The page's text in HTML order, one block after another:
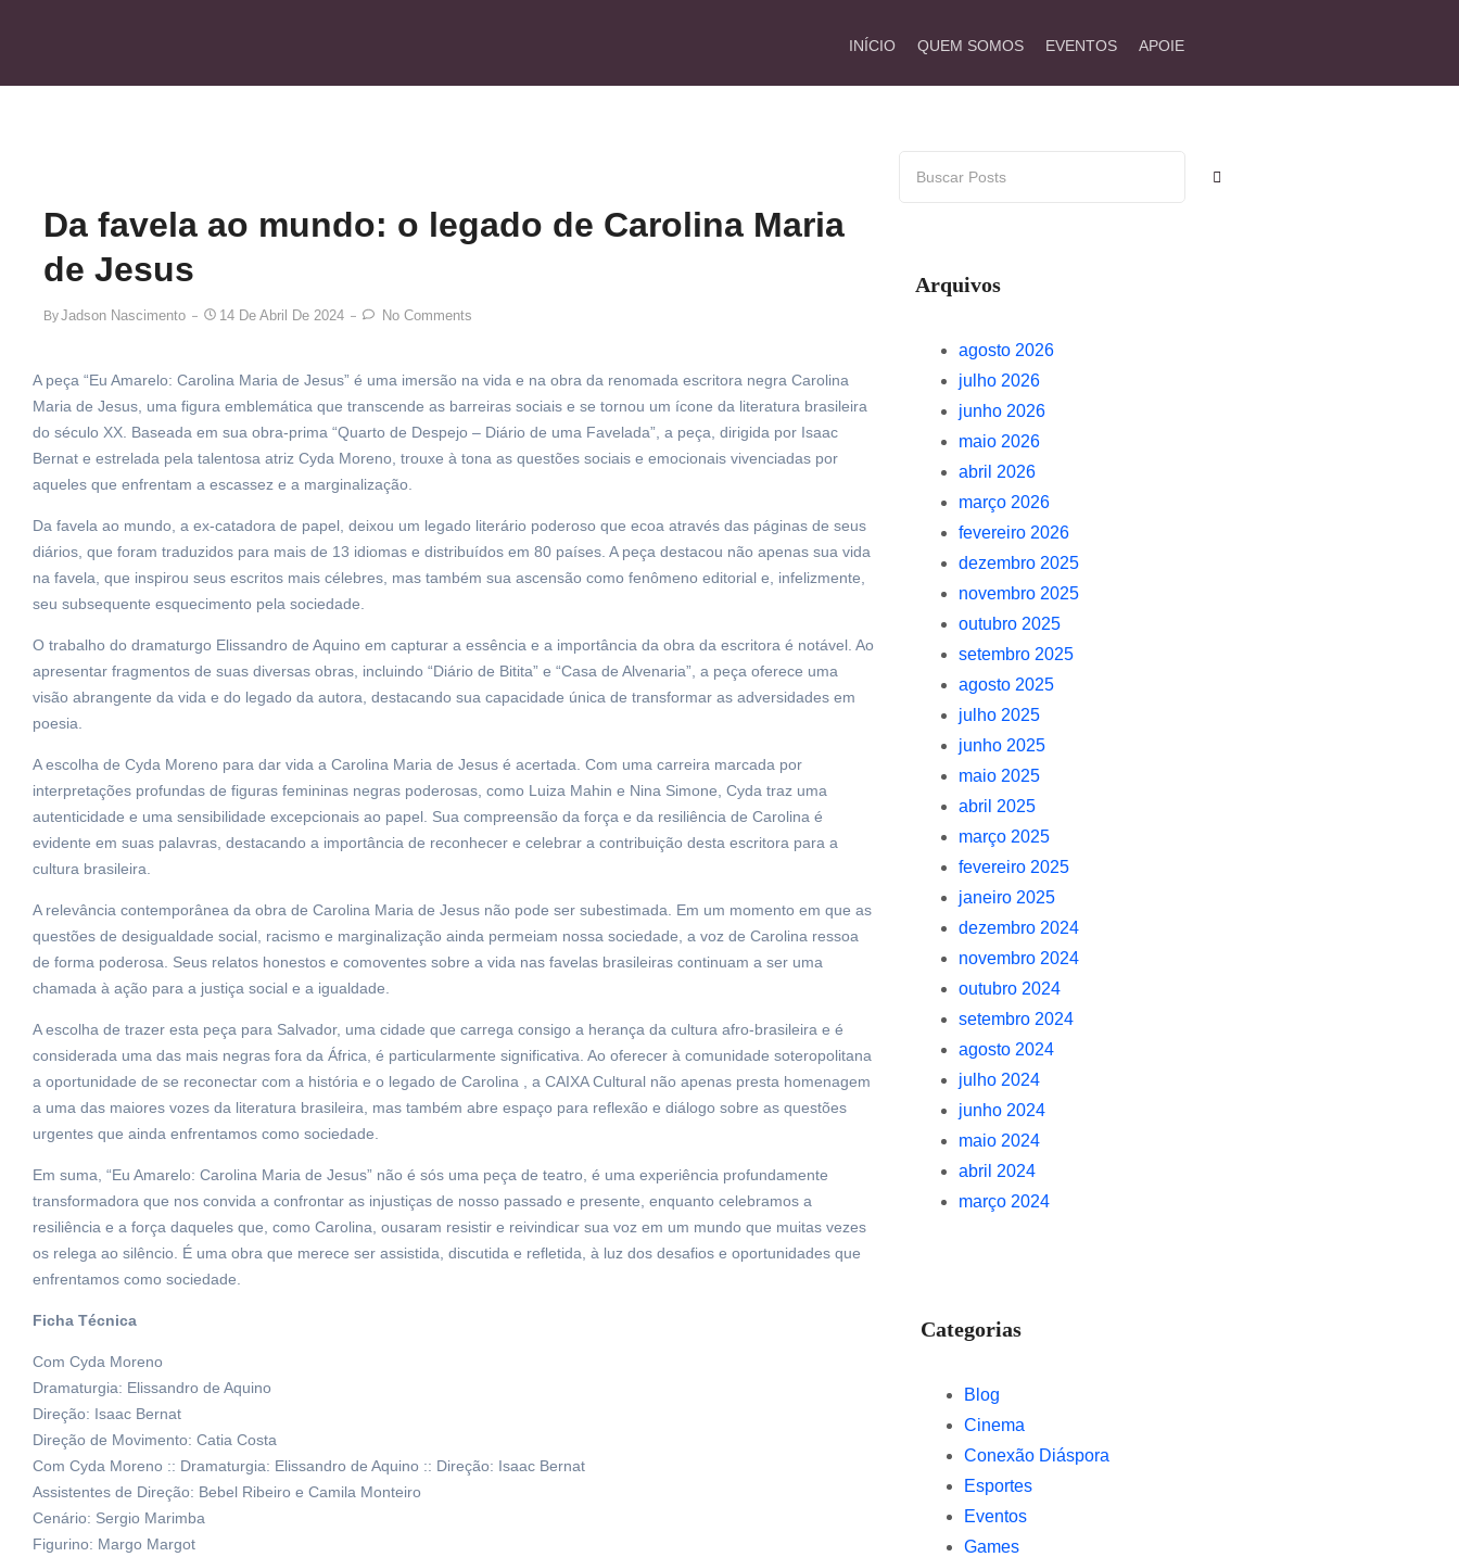
INÍCIO QUEM SOMOS EVENTOS APOIE
Da favela ao mundo: o legado de Carolina Maria
de Jesus
ByJadson Nascimento 14 De Abril De 2024 No Comments
A peça “Eu Amarelo: Carolina Maria de Jesus” é uma imersão na vida e na obra da renomada escritora negra Carolina
Maria de Jesus, uma figura emblemática que transcende as barreiras sociais e se tornou um ícone da literatura brasileira
do século XX. Baseada em sua obra-prima “Quarto de Despejo – Diário de uma Favelada”, a peça, dirigida por Isaac
Bernat e estrelada pela talentosa atriz Cyda Moreno, trouxe à tona as questões sociais e emocionais vivenciadas por
aqueles que enfrentam a escassez e a marginalização.
Da favela ao mundo, a ex-catadora de papel, deixou um legado literário poderoso que ecoa através das páginas de seus
diários, que foram traduzidos para mais de 13 idiomas e distribuídos em 80 países. A peça destacou não apenas sua vida
na favela, que inspirou seus escritos mais célebres, mas também sua ascensão como fenômeno editorial e, infelizmente,
seu subsequente esquecimento pela sociedade.
O trabalho do dramaturgo Elissandro de Aquino em capturar a essência e a importância da obra da escritora é notável. Ao
apresentar fragmentos de suas diversas obras, incluindo “Diário de Bitita” e “Casa de Alvenaria”, a peça oferece uma
visão abrangente da vida e do legado da autora, destacando sua capacidade única de transformar as adversidades em
poesia.
A escolha de Cyda Moreno para dar vida a Carolina Maria de Jesus é acertada. Com uma carreira marcada por
interpretações profundas de figuras femininas negras poderosas, como Luiza Mahin e Nina Simone, Cyda traz uma
autenticidade e uma sensibilidade excepcionais ao papel. Sua compreensão da força e da resiliência de Carolina é
evidente em suas palavras, destacando a importância de reconhecer e celebrar a contribuição desta escritora para a
cultura brasileira.
A relevância contemporânea da obra de Carolina Maria de Jesus não pode ser subestimada. Em um momento em que as
questões de desigualdade social, racismo e marginalização ainda permeiam nossa sociedade, a voz de Carolina ressoa
de forma poderosa. Seus relatos honestos e comoventes sobre a vida nas favelas brasileiras continuam a ser uma
chamada à ação para a justiça social e a igualdade.
A escolha de trazer esta peça para Salvador, uma cidade que carrega consigo a herança da cultura afro-brasileira e é
considerada uma das mais negras fora da África, é particularmente significativa. Ao oferecer à comunidade soteropolitana
a oportunidade de se reconectar com a história e o legado de Carolina , a CAIXA Cultural não apenas presta homenagem
a uma das maiores vozes da literatura brasileira, mas também abre espaço para reflexão e diálogo sobre as questões
urgentes que ainda enfrentamos como sociedade.
Em suma, “Eu Amarelo: Carolina Maria de Jesus” não é sós uma peça de teatro, é uma experiência profundamente
transformadora que nos convida a confrontar as injustiças de nosso passado e presente, enquanto celebramos a
resiliência e a força daqueles que, como Carolina, ousaram resistir e reivindicar sua voz em um mundo que muitas vezes
os relega ao silêncio. É uma obra que merece ser assistida, discutida e refletida, à luz dos desafios e oportunidades que
enfrentamos como sociedade.
Ficha Técnica
Com Cyda Moreno
Dramaturgia: Elissandro de Aquino
Direção: Isaac Bernat
Direção de Movimento: Catia Costa
Com Cyda Moreno :: Dramaturgia: Elissandro de Aquino :: Direção: Isaac Bernat
Assistentes de Direção: Bebel Ribeiro e Camila Monteiro
Cenário: Sergio Marimba
Figurino: Margo Margot
Arquivos
agosto 2026
julho 2026
junho 2026
maio 2026
abril 2026
março 2026
fevereiro 2026
dezembro 2025
novembro 2025
outubro 2025
setembro 2025
agosto 2025
julho 2025
junho 2025
maio 2025
abril 2025
março 2025
fevereiro 2025
janeiro 2025
dezembro 2024
novembro 2024
outubro 2024
setembro 2024
agosto 2024
julho 2024
junho 2024
maio 2024
abril 2024
março 2024
Categorias
Blog
Cinema
Conexão Diáspora
Esportes
Eventos
Games